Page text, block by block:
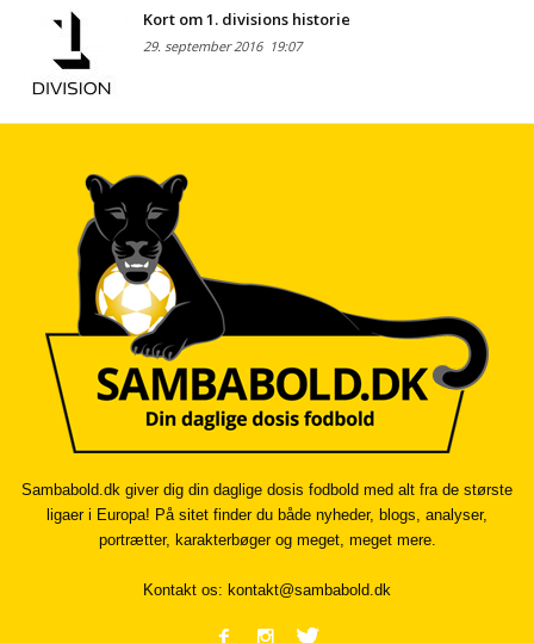
Kort om 1. divisions historie
29. september 201619:07
Sambabold.dk giver dig din daglige dosis fodbold med alt fra de største
ligaer i Europa! På sitet finder du både nyheder, blogs, analyser,
portrætter, karakterbøger og meget, meget mere.
Kontakt os: kontakt@sambabold.dk